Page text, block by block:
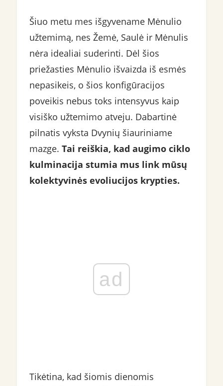
Šiuo metu mes išgyvename Mėnulio
užtemimą, nes Žemė, Saulė ir Mėnulis
nėra idealiai suderinti. Dėl šios
priežasties Mėnulio išvaizda iš esmės
nepasikeis, o šios konfigūracijos
poveikis nebus toks intensyvus kaip
visiško užtemimo atveju. Dabartinė
pilnatis vyksta Dvynių šiauriniame
mazge. Tai reiškia, kad augimo ciklo
kulminacija stumia mus link mūsų
kolektyvinės evoliucijos krypties.
ad
Tikėtina, kad šiomis dienomis